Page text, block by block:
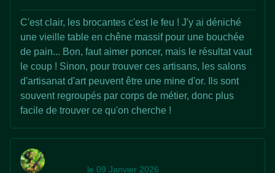
C'est clair, les brocantes c'est le feu ! J'y ai déniché
une vieille table en chêne massif pour une bouchée
de pain... Bon, faut aimer poncer, mais le résultat vaut
le coup ! Sinon, pour trouver ces artisans, les salons
d'artisanat d'art peuvent être une mine d'or. Ils sont
souvent regroupés par corps de métier, donc plus
facile de trouver ce qu'on cherche !
le 09 Janvier 2026